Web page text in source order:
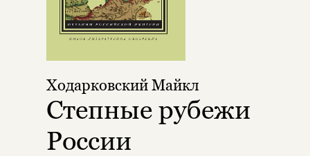
Ходарковский Майкл
Степные рубежи
России